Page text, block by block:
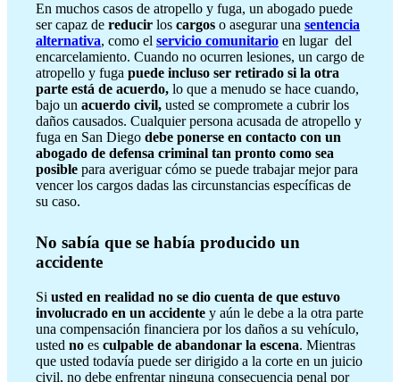
En muchos casos de atropello y fuga, un abogado puede
ser capaz de reducir los cargos o asegurar una sentencia
alternativa, como el servicio comunitario en lugar del
encarcelamiento. Cuando no ocurren lesiones, un cargo de
atropello y fuga puede incluso ser retirado si la otra
parte está de acuerdo, lo que a menudo se hace cuando,
bajo un acuerdo civil, usted se compromete a cubrir los
daños causados. Cualquier persona acusada de atropello y
fuga en San Diego debe ponerse en contacto con un
abogado de defensa criminal tan pronto como sea
posible para averiguar cómo se puede trabajar mejor para
vencer los cargos dadas las circunstancias específicas de
su caso.
No sabía que se había producido un
accidente
Si usted en realidad no se dio cuenta de que estuvo
involucrado en un accidente y aún le debe a la otra parte
una compensación financiera por los daños a su vehículo,
usted no es culpable de abandonar la escena. Mientras
que usted todavía puede ser dirigido a la corte en un juicio
civil, no debe enfrentar ninguna consecuencia penal por